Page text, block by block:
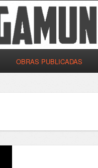
OBRAS PUBLICADAS